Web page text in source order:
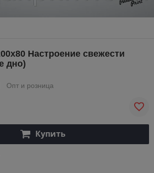
Настроение свежести
дно)
Опт и розница
Купить